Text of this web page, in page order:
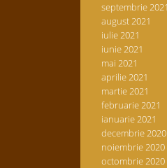
septembrie 2021
august 2021
iulie 2021
iunie 2021
mai 2021
aprilie 2021
martie 2021
februarie 2021
ianuarie 2021
decembrie 2020
noiembrie 2020
octombrie 2020